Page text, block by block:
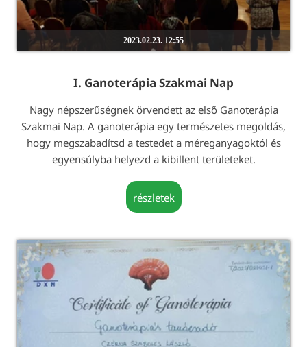
2023.02.23. 12:55
I. Ganoterápia Szakmai Nap
Nagy népszerűségnek örvendett az első Ganoterápia
Szakmai Nap. A ganoterápia egy természetes megoldás,
hogy megszabadítsd a testedet a méreganyagoktól és
egyensúlyba helyezd a kibillent területeket.
részletek